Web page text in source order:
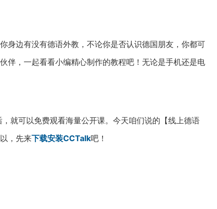
身边有没有德语外教，不论你是否认识德国朋友，你都可
伴，一起看看小编精心制作的教程吧！无论是手机还是电
就可以免费观看海量公开课。今天咱们说的【线上德语
，先来下载安装CCTalk吧！